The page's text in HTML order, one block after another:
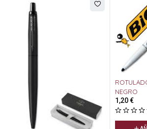
NEGRO
1,20€